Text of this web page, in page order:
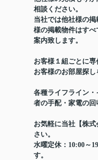
相談ください。
当社では他社様の
様の掲載物件はす
案内致します。
お客様１組ごとに
お客様のお部屋探し
各種ライフライン
者の手配・家電の回
お気軽に当社【株
さい。
水曜定休：10:00～
す。